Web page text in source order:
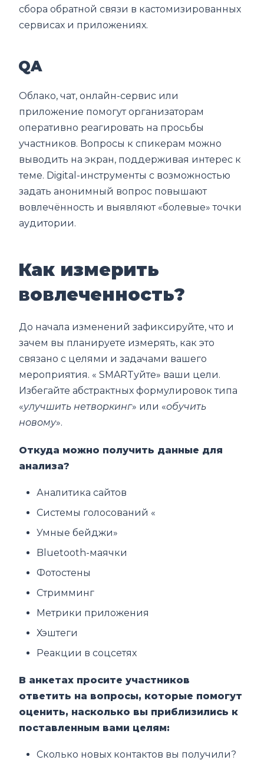
сбора обратной связи в кастомизированных
сервисах и приложениях.
QA
Облако, чат, онлайн-сервис или
приложение помогут организаторам
оперативно реагировать на просьбы
участников. Вопросы к спикерам можно
выводить на экран, поддерживая интерес к
теме. Digital-инструменты с возможностью
задать анонимный вопрос повышают
вовлечённость и выявляют «болевые» точки
аудитории.
Как измерить
вовлеченность?
До начала изменений зафиксируйте, что и
зачем вы планируете измерять, как это
связано с целями и задачами вашего
мероприятия. « SMARTуйте» ваши цели.
Избегайте абстрактных формулировок типа
«улучшить нетворкинг» или «обучить
новому».
Откуда можно получить данные для
анализа?
Аналитика сайтов
Системы голосований «
Умные бейджи»
Bluetooth-маячки
Фотостены
Стримминг
Метрики приложения
Хэштеги
Реакции в соцсетях
В анкетах просите участников
ответить на вопросы, которые помогут
оценить, насколько вы приблизились к
поставленным вами целям:
Сколько новых контактов вы получили?